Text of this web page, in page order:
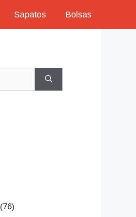
Sapatos Bolsas
(76)